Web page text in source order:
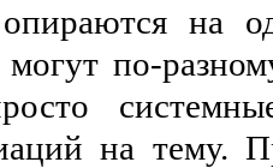
опираются
могут по-
на тему.